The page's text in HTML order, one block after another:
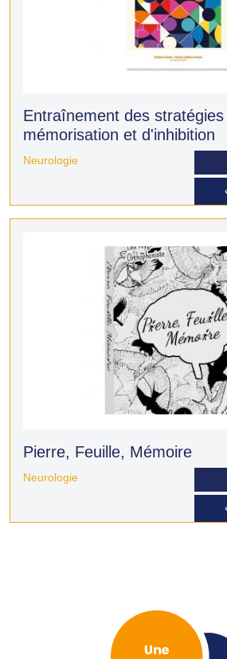
Entraînement des
mémorisation et d'inhibition
Neurologie
Pierre, Feuille, Mémoire
Neurologie